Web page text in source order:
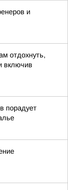
и
отдохнуть,
включив
порадует